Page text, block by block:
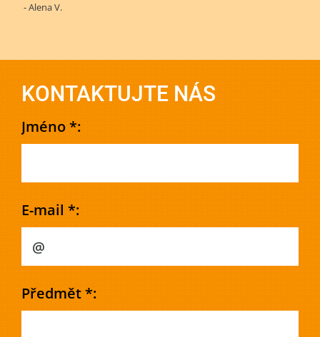
- Alena V.
KONTAKTUJTE NÁS
Jméno *:
E-mail *:
Předmět *: